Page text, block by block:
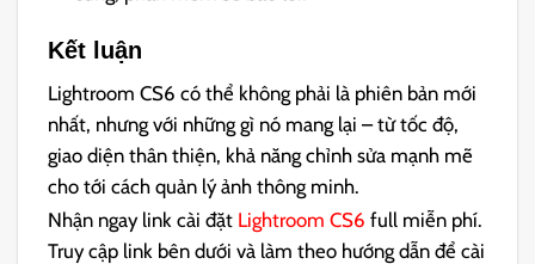
Kết luận
Lightroom CS6 có thể không phải là phiên bản mới
nhất, nhưng với những gì nó mang lại – từ tốc độ,
giao diện thân thiện, khả năng chỉnh sửa mạnh mẽ
cho tới cách quản lý ảnh thông minh.
Nhận ngay link cài đặt Lightroom CS6 full miễn phí.
Truy cập link bên dưới và làm theo hướng dẫn để cài